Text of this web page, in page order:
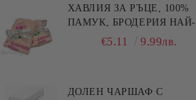
ХАВЛИЯ ЗА РЪЦЕ, 100%
ПАМУК, БРОДЕРИЯ НАЙ-
ДОБАРАТА МАЙКА/БАБА ,
€5.11 9.99лв.
ДОЛЕН ЧАРШАФ С